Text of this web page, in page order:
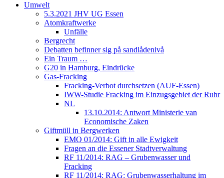
Umwelt
5.3.2021 JHV UG Essen
Atomkraftwerke
Unfälle
Bergrecht
Debatten befinner sig på sandlådenivå
Ein Traum …
G20 in Hamburg, Eindrücke
Gas-Fracking
Fracking-Verbot durchsetzen (AUF-Essen)
IWW-Studie Fracking im Einzugsgebiet der Ruhr
NL
13.10.2014: Antwort Ministerie van
Economische Zaken
Giftmüll in Bergwerken
EMO 01/2014: Gift in alle Ewigkeit
Fragen an die Essener Stadtverwaltung
RF 11/2014: RAG – Grubenwasser und
Fracking
RF 11/2014: RAG: Grubenwasserhaltung im